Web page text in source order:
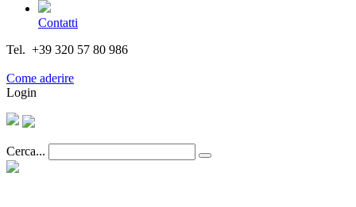
Contatti
Tel. +39 320 57 80 986
Come aderire
Login
Cerca...